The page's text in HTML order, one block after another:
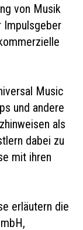
von Musik
Impulsgeber
Music
und andere
als
dabei zu
mit ihren
erläutern die